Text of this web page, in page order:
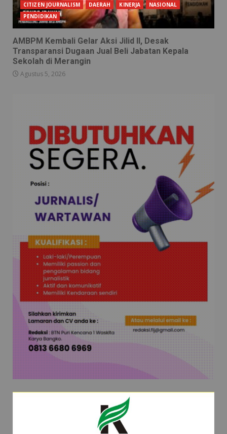
CITIZEN JOURNALISM DAERAH KINERJA
NASIONAL
PENDIDIKAN
AMBPM Kembali Gelar Aksi Jilid II, Desak
Transparansi Dugaan Jual Beli Jabatan Kepala
Sekolah di Merangin
Agustus 5, 2026